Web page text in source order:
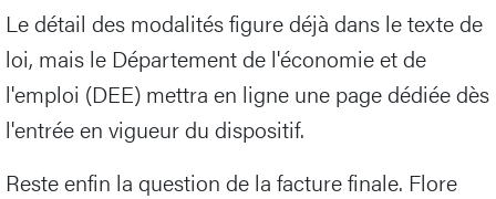
Le détail des modalités figure déjà dans le texte de
loi, mais le Département de l'économie et de
l'emploi (DEE) mettra en ligne une page dédiée dès
l'entrée en vigueur du dispositif.
Reste enfin la question de la facture finale. Flore